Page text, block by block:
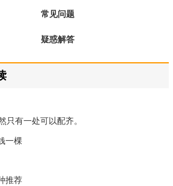
常见问题
疑惑解答
只有一处可以配齐。
一棵
推荐